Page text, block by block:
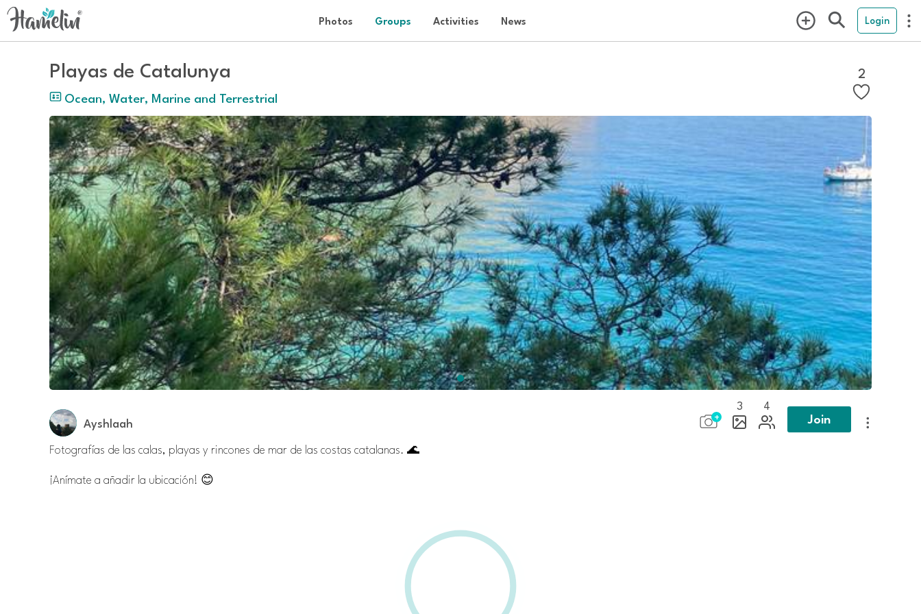
Photos Groups Activities News Login
Playas de Catalunya
Ocean, Water, Marine and Terrestrial
2
Ayshlaah
3 4
Join
Fotografías de las calas, playas y rincones de mar de las costas catalanas. 🌊
¡Anímate a añadir la ubicación! 😊